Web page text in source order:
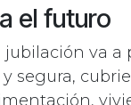
el futuro
jubilación va
segura,